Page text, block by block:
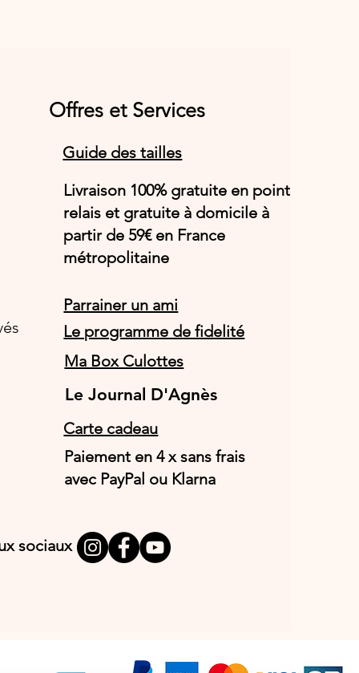
Offres et Services
Guide des tailles
Livraison 100% gratuite en point
relais et gratuite à domicile à
partir de 59€ en France
métropolitaine
Parrainer un ami
Le programme de fidelité
Ma Box Culottes
Le Journal D'Agnès
Le Journal D'Agnès
Carte cadeau
Paiement en 4 x sans frais
avec PayPal ou Klarna
sociaux